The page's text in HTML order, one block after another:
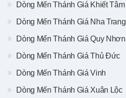
Dòng Mến Thánh Giá Khiết Tâm
Dòng Mến Thánh Giá Nha Trang
Dòng Mến Thánh Giá Quy Nhơn
Dòng Mến Thánh Giá Thủ Đức
Dòng Mến Thánh Giá Vinh
Dòng Mến Thánh Giá Xuân Lộc